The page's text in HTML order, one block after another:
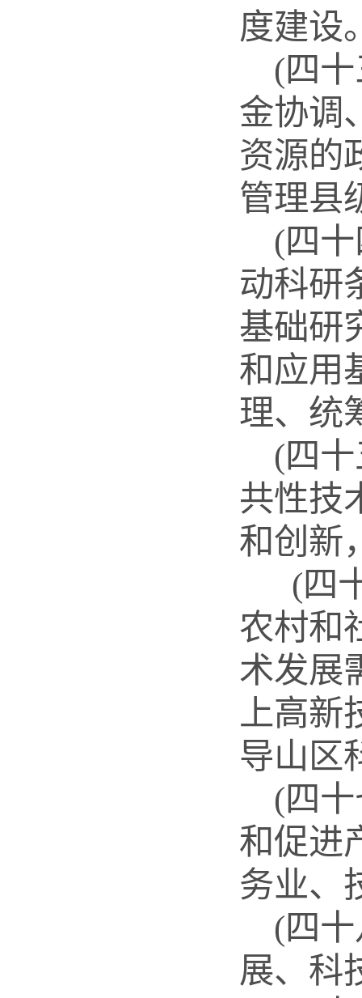
度建设
(四
金协调
资源的
管理县
(四
动科研
基础研
和应用
理、
(四
共性技
和创新
(四
农村和
术发展
上高新
导山区
(四
和促进
务业、
(四
展、科